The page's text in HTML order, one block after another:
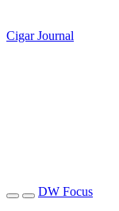
Cigar Journal
DW Focus